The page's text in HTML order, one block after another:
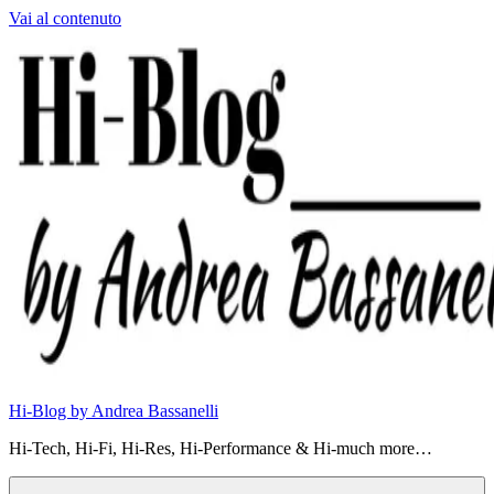
Vai al contenuto
Hi-Blog by Andrea Bassanelli
Hi-Tech, Hi-Fi, Hi-Res, Hi-Performance & Hi-much more…